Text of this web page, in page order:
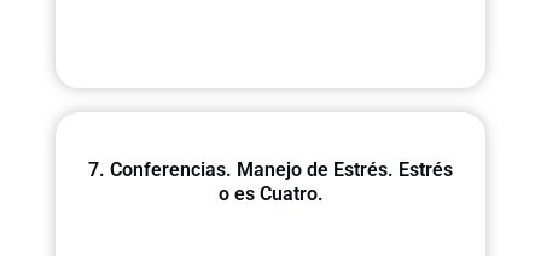
7. Conferencias. Manejo de Estrés. Estrés
o es Cuatro.